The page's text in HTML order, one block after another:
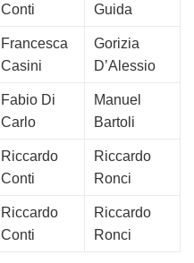
Conti
Guida
Francesca
Casini
Gorizia
D’Alessio
Fabio Di
Carlo
Manuel
Bartoli
Riccardo
Conti
Riccardo
Ronci
Riccardo
Conti
Riccardo
Ronci